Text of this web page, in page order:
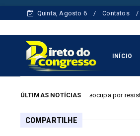
Quinta, Agosto 6 Contatos
INÍCIO
ÚLTIMAS NOTÍCIAS
e preocupa por resistência a inseticidas
COMPARTILHE